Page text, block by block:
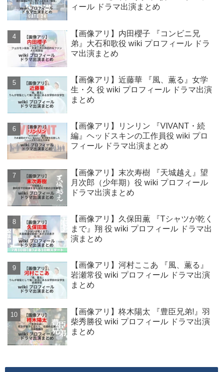
ィール ドラマ出演まとめ
【画像アリ】内田櫻子 『コンビニ兄
弟』大石和歌役 wiki プロフィール ドラ
マ出演まとめ
【画像アリ】近藤華 『風、薫る』女学
生・久 役 wiki プロフィール ドラマ出演
まとめ
【画像アリ】リンリン 『VIVANT・続
編』ヘッドスキンの工作員役 wiki プロ
フィール ドラマ出演まとめ
【画像アリ】末次寿樹 『天城越え』望
月次郎（少年期）役 wiki プロフィール
ドラマ出演まとめ
【画像アリ】久保田薫 『Tシャツが乾く
まで』翔 役 wiki プロフィール ドラマ出
演まとめ
【画像アリ】河村ここあ 『風、薫る』
岩瀬常役 wiki プロフィール ドラマ出演
まとめ
【画像アリ】柊木陽太 『豊臣兄弟!』羽
柴秀勝役 wiki プロフィール ドラマ出演
まとめ